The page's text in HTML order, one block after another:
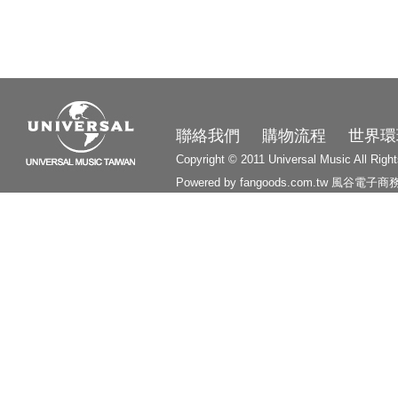
聯絡我們 購物流程 世界
Copyright © 2011 Universal Music All
Powered by fangoods.com.tw 風谷電子商